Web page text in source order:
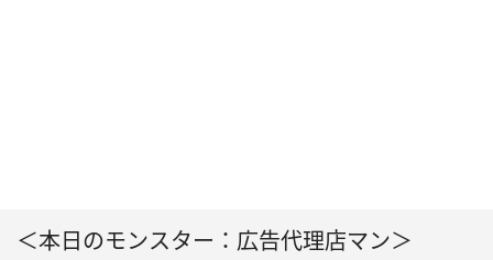
＜本日のモンスター：広告代理店マン＞